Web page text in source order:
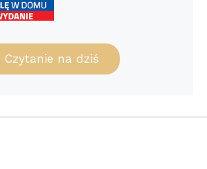
Czytanie na dziś